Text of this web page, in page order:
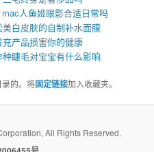
人鱼姬眼影合适日常吗
白皮肤的自制补水面膜
产品损害你的健康
睫毛对宝宝有什么影响
的。将固定链接加入收藏夹。
All Rights Reserved.